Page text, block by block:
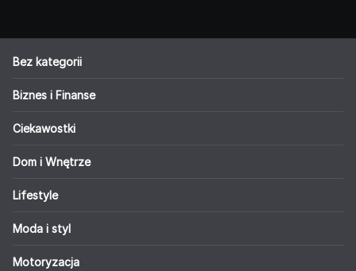
Bez kategorii
Biznes i Finanse
Ciekawostki
Dom i Wnętrze
Lifestyle
Moda i styl
Motoryzacja